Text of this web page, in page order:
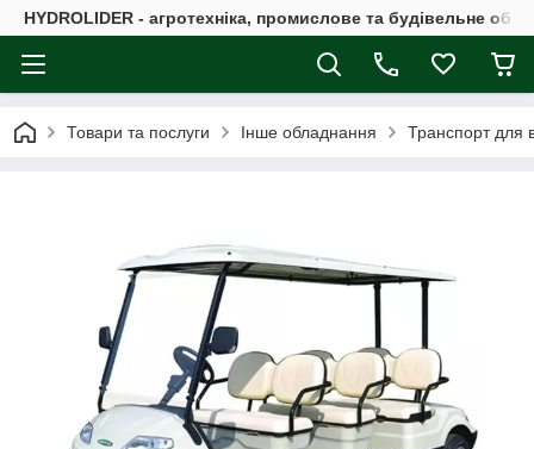
HYDROLIDER - агротехніка, промислове та будівельне
Товари та послуги Інше обладнання Транспорт для